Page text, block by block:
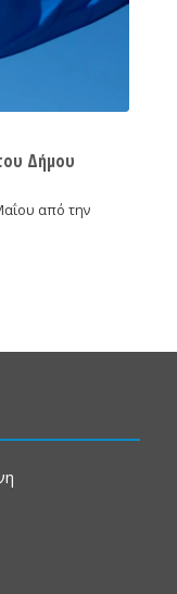
Δήμου
από την